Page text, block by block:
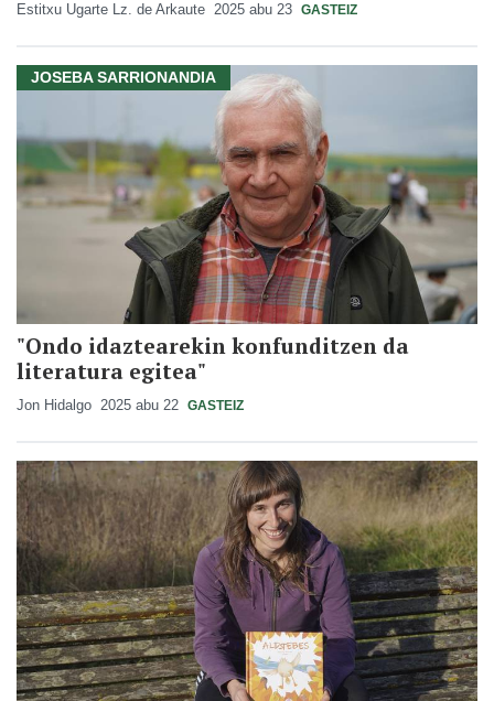
Estitxu Ugarte Lz. de Arkaute 2025 abu 23 GASTEIZ
JOSEBA SARRIONANDIA
"Ondo idaztearekin konfunditzen da
literatura egitea"
Jon Hidalgo 2025 abu 22 GASTEIZ